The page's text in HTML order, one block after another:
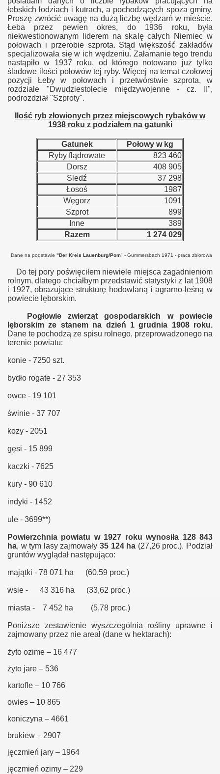
łebskich łodziach i kutrach, a pochodzących spoza gminy.
Proszę zwrócić uwagę na dużą liczbę wędzarń w mieście.
Łeba przez pewien okres, do 1936 roku, była
niekwestionowanym liderem na skalę całych Niemiec w
połowach i przerobie szprota. Stąd większość zakładów
specjalizowała się w ich wędzeniu. Załamanie tego trendu
nastąpiło w 1937 roku, od którego notowano już tylko
śladowe ilości połowów tej ryby. Więcej na temat czołowej
pozycji Łeby w połowach i przetwórstwie szprota, w
rozdzia e "Dwudziestolecie międzywojenne - cz. II",
podrozdział "Szproty".
Ilość ryb złowionych przez miejscowych rybaków w
1938 roku z podziałem na gatunki
Gatunek
Połowy w kg
Ryby flądrowate
823 460
Dorsz
408 905
Sledź
37 298
Łosoś
1987
Węgorz
1091
Szprot
899
Inne
389
Razem
1 274 029
Dane na podstawie "Der Kreis Lauenburg/Pom" - Gummersbach 1971 - praca zbiorowa
Do tej pory poświęciłem niewiele miejsca zagadnieniom
rolnym, dlatego chciałbym przedstawić statystyki z lat 1908
i 1927, obrazujące strukturę hodowlaną i agrarno-leśną w
powiecie lęborskim.
Pogłowie zwierząt gospodarskich w powiecie
lęborskim ze stanem na dzień 1 grudnia 1908 roku.
Dane te pochodzą ze spisu rolnego, przeprowadzonego na
terenie powiatu:
konie - 7250 szt.
bydło rogate - 27 353
owce - 19 101
świnie - 37 707
kozy - 2051
gęsi - 15 899
kaczki - 7625
kury - 90 610
indyki - 1452
ule - 3699**)
Powierzchnia powiatu w 1927 roku wynosiła 128 843
ha, w tym lasy zajmowały 35 124 ha (27,26 proc.). Podział
gruntów wyglądał następująco:
majątki - 78 071 ha (60,59 proc.)
wsie - 43 316 ha (33,62 proc.)
miasta - 7 452 ha (5,78 proc.)
Poniższe zestawienie wyszczególnia rośliny uprawne i
zajmowany przez nie areał (dane w hektarach):
żyto ozime – 16 477
żyto jare – 536
kartofle – 10 766
owies – 10 865
koniczyna – 4661
brukiew – 2907
jęczmień jary – 1964
jęczmień ozimy – 229